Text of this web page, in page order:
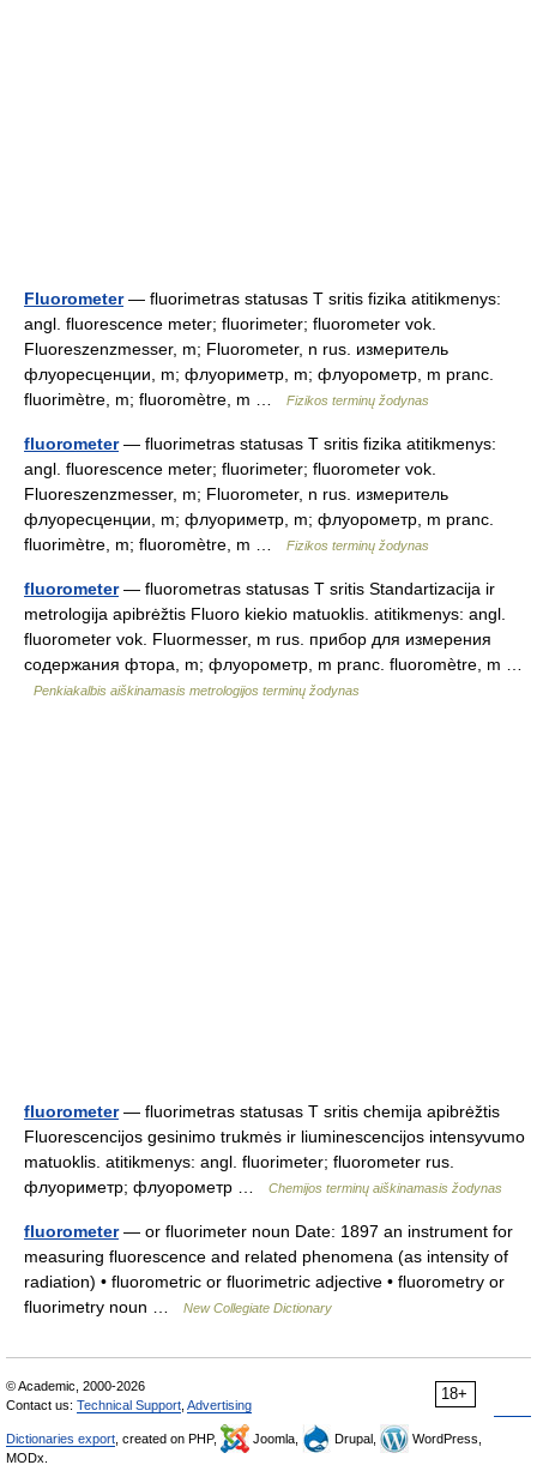
Fluorometer— fluorimetras statusas T sritis fizika atitikmenys:
angl. fluorescence meter; fluorimeter; fluorometer vok.
Fluoreszenzmesser, m; Fluorometer, n rus. измеритель
флуоресценции, m; флуориметр, m; флуорометр, m pranc.
fluorimètre, m; fluoromètre, m …
Fizikos terminų žodynas
fluorometer— fluorimetras statusas T sritis fizika atitikmenys:
angl. fluorescence meter; fluorimeter; fluorometer vok.
Fluoreszenzmesser, m; Fluorometer, n rus. измеритель
флуоресценции, m; флуориметр, m; флуорометр, m pranc.
fluorimètre, m; fluoromètre, m …
Fizikos terminų žodynas
fluorometer— fluorometras statusas T sritis Standartizacija ir
metrologija apibrėžtis Fluoro kiekio matuoklis. atitikmenys: angl.
fluorometer vok. Fluormesser, m rus. прибор для измерения
содержания фтора, m; флуорометр, m pranc. fluoromètre, m …
Penkiakalbis aiškinamasis metrologijos terminų žodynas
fluorometer— fluorimetras statusas T sritis chemija apibrėžtis
Fluorescencijos gesinimo trukmės ir liuminescencijos intensyvumo
matuoklis. atitikmenys: angl. fluorimeter; fluorometer rus.
флуориметр; флуорометр …
Chemijos terminų aiškinamasis žodynas
fluorometer— or fluorimeter noun Date: 1897 an instrument for
measuring fluorescence and related phenomena (as intensity of
radiation) • fluorometric or fluorimetric adjective • fluorometry or
fluorimetry noun …
New Collegiate Dictionary
18+
© Academic, 2000-2026
Contact us: Technical Support Advertising
Dictionaries export , created on PHP, Joomla, Drupal,
WordPress,
MODx.